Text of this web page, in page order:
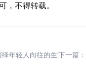
，不得转载。
年轻人向往的生活下一篇：